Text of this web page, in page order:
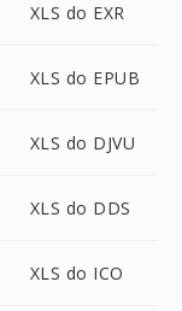
XLS do EXR
XLS do EPUB
XLS do DJVU
XLS do DDS
XLS do ICO